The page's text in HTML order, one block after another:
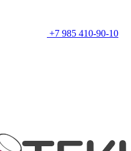
+7 985 410-90-10